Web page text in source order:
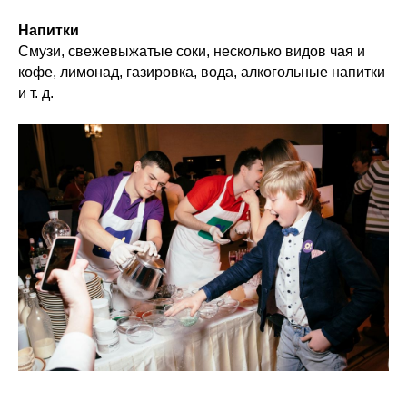
Напитки
Смузи, свежевыжатые соки, несколько видов чая и
кофе, лимонад, газировка, вода, алкогольные напитки
и т. д.